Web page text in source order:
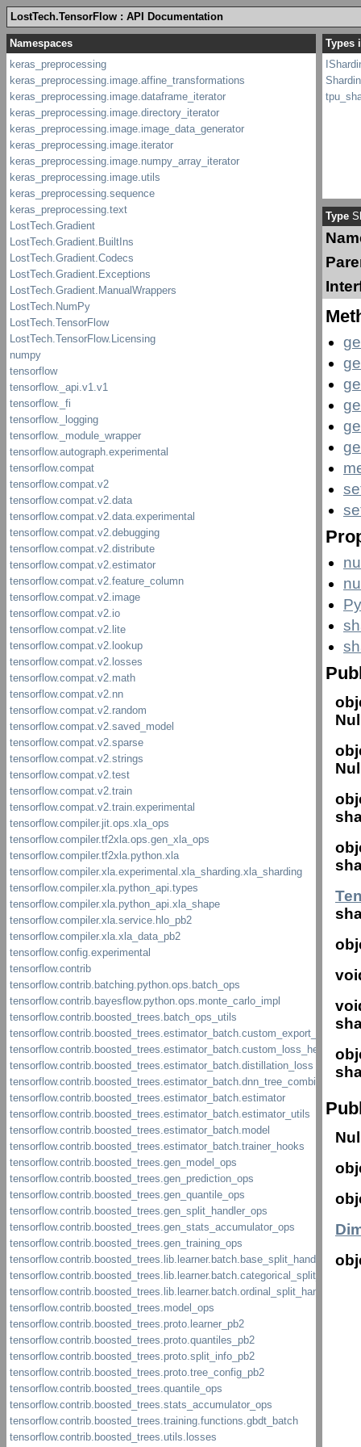
LostTech.TensorFlow : API Documentation
Types
Type